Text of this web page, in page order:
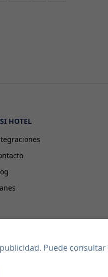
HOTEL
Puede consultar